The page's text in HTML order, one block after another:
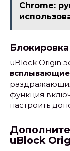
Chrome:
uBlock Origin
функция
настроить
uBlock